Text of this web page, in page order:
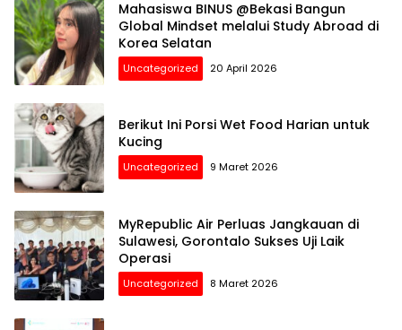
Mahasiswa BINUS @Bekasi Bangun
Global Mindset melalui Study Abroad di
Korea Selatan
Uncategorized 20 April 2026
Berikut Ini Porsi Wet Food Harian untuk
Kucing
Uncategorized 9 Maret 2026
MyRepublic Air Perluas Jangkauan di
Sulawesi, Gorontalo Sukses Uji Laik
Operasi
Uncategorized 8 Maret 2026